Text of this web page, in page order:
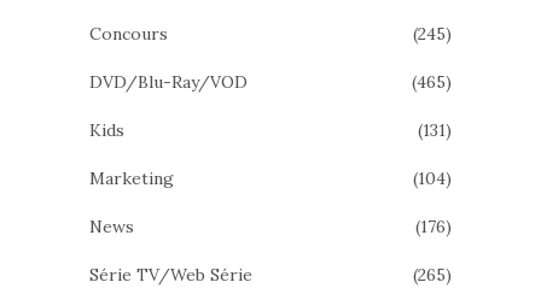
Concours (245)
DVD/Blu-Ray/VOD (465)
Kids (131)
Marketing (104)
News (176)
Série TV/Web Série (265)